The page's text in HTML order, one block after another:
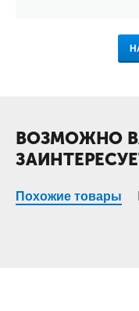
ВОЗМОЖНО
Похожие товары